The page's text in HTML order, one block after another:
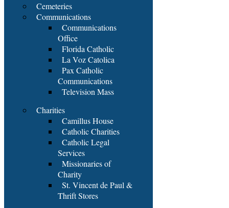
Cemeteries
Communications
Communications
Office
Florida Catholic
La Voz Catolica
Pax Catholic
Communications
Television Mass
Charities
Camillus House
Catholic Charities
Catholic Legal
Services
Missionaries of
Charity
St. Vincent de Paul &
Thrift Stores